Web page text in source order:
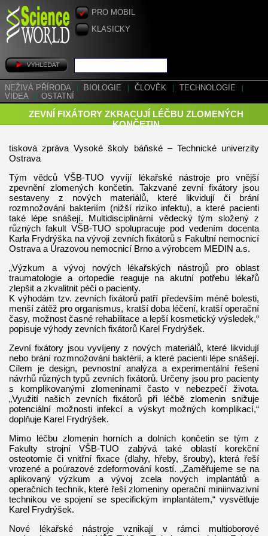
PRO MOBIL
KLASICKY
NEŽIVÁ PŘÍRODA BIOLOGIE ČLOVĚK TECHNOLOGIE
VIDEA
OSTATNÍ
ZEVNÍ FIXÁTORY ZKRACUJÍ LÉČBU ZLOMENÝCH
KONČETIN
tisková zpráva Vysoké školy báňské – Technické univerzity
Ostrava
Tým vědců VŠB-TUO vyvíjí lékařské nástroje pro vnější
zpevnění zlomených končetin. Takzvané zevní fixátory jsou
sestaveny z nových materiálů, které likvidují či brání
rozmnožování bakteriím (nižší riziko infektu), a které pacienti
také lépe snášejí. Multidisciplinární vědecký tým složený z
různých fakult VŠB-TUO spolupracuje pod vedením docenta
Karla Frydrýška na vývoji zevních fixátorů s Fakultní nemocnicí
Ostrava a Úrazovou nemocnicí Brno a výrobcem MEDIN a.s.
„Výzkum a vývoj nových lékařských nástrojů pro oblast
traumatologie a ortopedie reaguje na akutní potřebu lékařů
zlepšit a zkvalitnit péči o pacienty.
K výhodám tzv. zevních fixátorů patří především méně bolesti,
menší zátěž pro organismus, kratší doba léčení, kratší operační
časy, možnost časné rehabilitace a lepší kosmetický výsledek,“
popisuje výhody zevních fixátorů Karel Frydrýšek.
Zevní fixátory jsou vyvíjeny z nových materiálů, které likvidují
nebo brání rozmnožování baktérií, a které pacienti lépe snášejí.
Cílem je design, pevnostní analýza a experimentální řešení
návrhů různých typů zevních fixátorů. Určeny jsou pro pacienty
s komplikovanými zlomeninami často v nebezpečí života.
„Využití našich zevních fixátorů při léčbě zlomenin snižuje
potenciální možnosti infekcí a výskyt možných komplikací,“
doplňuje Karel Frydrýšek.
Mimo léčbu zlomenin horních a dolních končetin se tým z
Fakulty strojní VŠB-TUO zabývá také oblastí korekční
osteotomie či vnitřní fixace (dlahy, hřeby, šrouby), která řeší
vrozené a poúrazové zdeformování kostí. „Zaměřujeme se na
aplikovaný výzkum a vývoj zcela nových implantátů a
operačních technik, které řeší zlomeniny operační miniinvazivní
technikou ve spojení se specifickým implantátem,“ vysvětluje
Karel Frydrýšek.
Nové lékařské nástroje vznikají v rámci multioborové